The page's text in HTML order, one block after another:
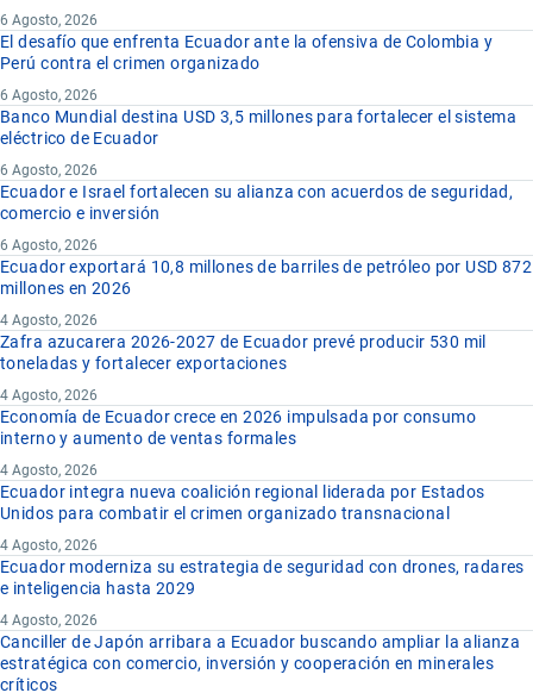
6 Agosto, 2026
El desafío que enfrenta Ecuador ante la ofensiva de Colombia y
Perú contra el crimen organizado
6 Agosto, 2026
Banco Mundial destina USD 3,5 millones para fortalecer el sistema
eléctrico de Ecuador
6 Agosto, 2026
Ecuador e Israel fortalecen su alianza con acuerdos de seguridad,
comercio e inversión
6 Agosto, 2026
Ecuador exportará 10,8 millones de barriles de petróleo por USD 872
millones en 2026
4 Agosto, 2026
Zafra azucarera 2026-2027 de Ecuador prevé producir 530 mil
toneladas y fortalecer exportaciones
4 Agosto, 2026
Economía de Ecuador crece en 2026 impulsada por consumo
interno y aumento de ventas formales
4 Agosto, 2026
Ecuador integra nueva coalición regional liderada por Estados
Unidos para combatir el crimen organizado transnacional
4 Agosto, 2026
Ecuador moderniza su estrategia de seguridad con drones, radares
e inteligencia hasta 2029
4 Agosto, 2026
Canciller de Japón arribara a Ecuador buscando ampliar la alianza
estratégica con comercio, inversión y cooperación en minerales
críticos